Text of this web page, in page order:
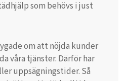
som behövs i just
om att nöjda kunder
våra tjänster. Därför har
uppsägningstider. Så